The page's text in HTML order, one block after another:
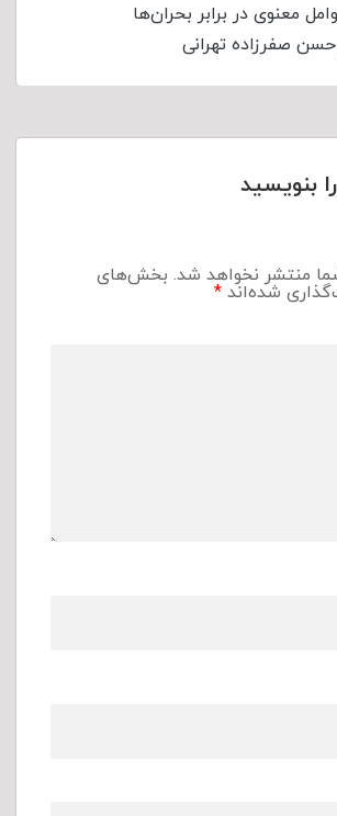
معنوی در برابر بحران‌ها
حسن صفرزاده تهرانی
بنویسید
منتشر نخواهد شد. بخش‌های
شده‌اند*